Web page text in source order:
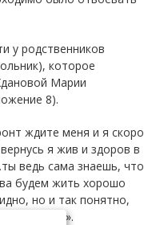
у родственников
которое
Марии
8).
ждите меня и я скоро
я жив и здоров в
ведь сама знаешь, что
будем жить хорошо
но и так понятно,
до войны».